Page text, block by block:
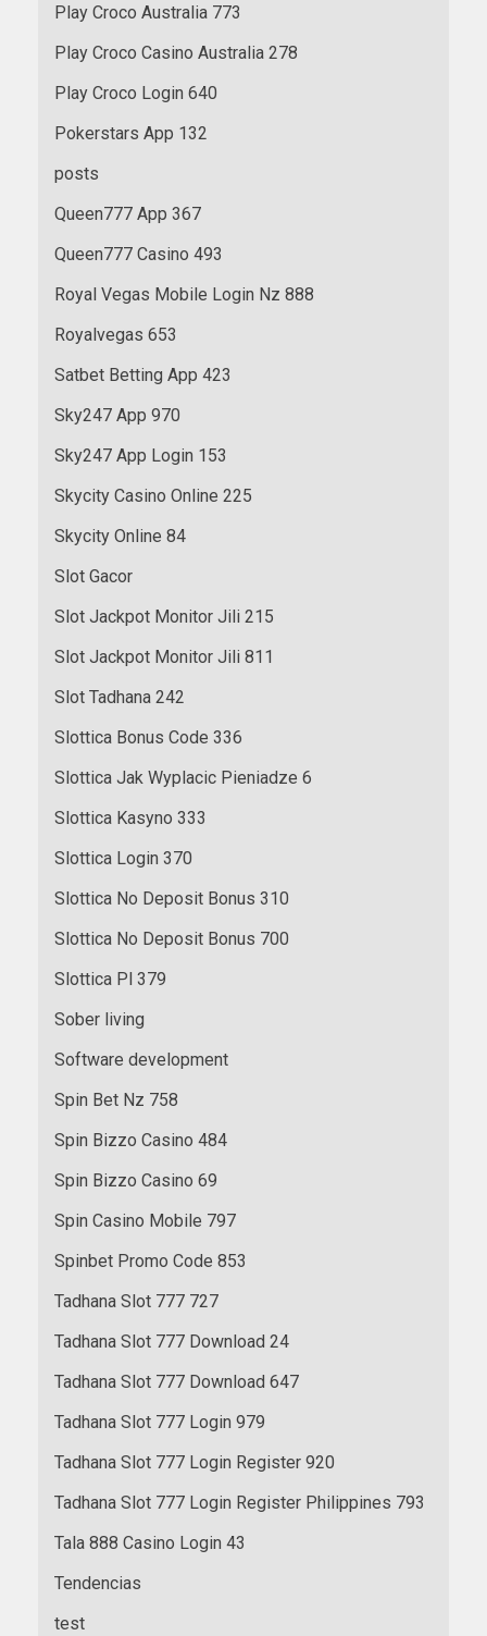
Play Croco Australia 773
Play Croco Casino Australia 278
Play Croco Login 640
Pokerstars App 132
posts
Queen777 App 367
Queen777 Casino 493
Royal Vegas Mobile Login Nz 888
Royalvegas 653
Satbet Betting App 423
Sky247 App 970
Sky247 App Login 153
Skycity Casino Online 225
Skycity Online 84
Slot Gacor
Slot Jackpot Monitor Jili 215
Slot Jackpot Monitor Jili 811
Slot Tadhana 242
Slottica Bonus Code 336
Slottica Jak Wyplacic Pieniadze 6
Slottica Kasyno 333
Slottica Login 370
Slottica No Deposit Bonus 310
Slottica No Deposit Bonus 700
Slottica Pl 379
Sober living
Software development
Spin Bet Nz 758
Spin Bizzo Casino 484
Spin Bizzo Casino 69
Spin Casino Mobile 797
Spinbet Promo Code 853
Tadhana Slot 777 727
Tadhana Slot 777 Download 24
Tadhana Slot 777 Download 647
Tadhana Slot 777 Login 979
Tadhana Slot 777 Login Register 920
Tadhana Slot 777 Login Register Philippines 793
Tala 888 Casino Login 43
Tendencias
test